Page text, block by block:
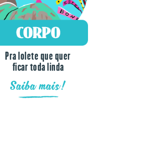
Pra lolete que quer
ficar toda linda
Saiba mais!